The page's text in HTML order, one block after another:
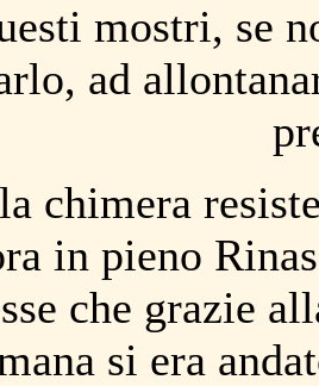
mostri, se
ad
chimera
in pieno
che grazie
si era